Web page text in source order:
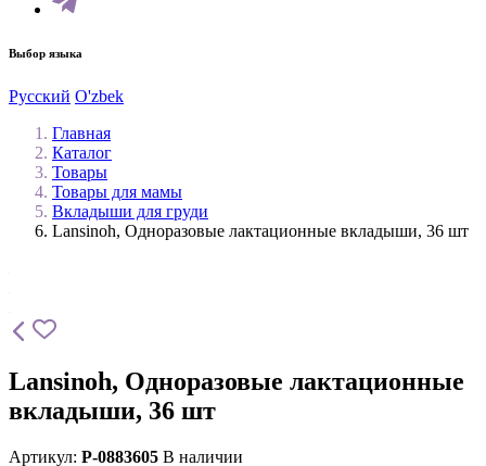
Выбор языка
Русский O'zbek
Главная
Каталог
Товары
Товары для мамы
Вкладыши для груди
Lansinoh, Одноразовые лактационные вкладыши, 36 шт
Lansinoh, Одноразовые лактационные
вкладыши, 36 шт
Артикул: P-0883605 В наличии